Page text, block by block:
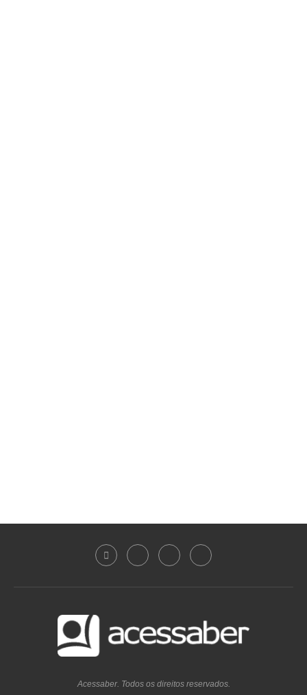
Acessaber. Todos os direitos reservados.